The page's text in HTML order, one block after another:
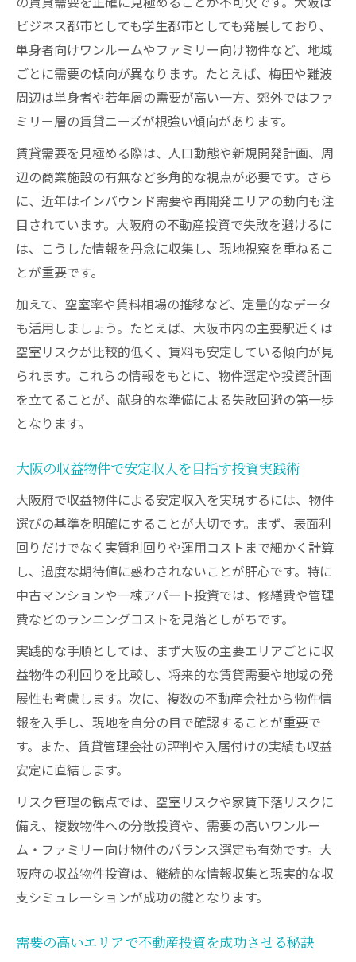
ビジネス都市としても学生都市としても発展しており、
単身者向けワンルームやファミリー向け物件など、地域
ごとに需要の傾向が異なります。たとえば、梅田や難波
周辺は単身者や若年層の需要が高い一方、郊外ではファ
ミリー層の賃貸ニーズが根強い傾向があります。
賃貸需要を見極める際は、人口動態や新規開発計画、周
辺の商業施設の有無など多角的な視点が必要です。さら
に、近年はインバウンド需要や再開発エリアの動向も注
目されています。大阪府の不動産投資で失敗を避けるに
は、こうした情報を丹念に収集し、現地視察を重ねるこ
とが重要です。
加えて、空室率や賃料相場の推移など、定量的なデータ
も活用しましょう。たとえば、大阪市内の主要駅近くは
空室リスクが比較的低く、賃料も安定している傾向が見
られます。これらの情報をもとに、物件選定や投資計画
を立てることが、献身的な準備による失敗回避の第一歩
となります。
大阪の収益物件で安定収入を目指す投資実践術
大阪府で収益物件による安定収入を実現するには、物件
選びの基準を明確にすることが大切です。まず、表面利
回りだけでなく実質利回りや運用コストまで細かく計算
し、過度な期待値に惑わされないことが肝心です。特に
中古マンションや一棟アパート投資では、修繕費や管理
費などのランニングコストを見落としがちです。
実践的な手順としては、まず大阪の主要エリアごとに収
益物件の利回りを比較し、将来的な賃貸需要や地域の発
展性も考慮します。次に、複数の不動産会社から物件情
報を入手し、現地を自分の目で確認することが重要で
す。また、賃貸管理会社の評判や入居付けの実績も収益
安定に直結します。
リスク管理の観点では、空室リスクや家賃下落リスクに
備え、複数物件への分散投資や、需要の高いワンルー
ム・ファミリー向け物件のバランス選定も有効です。大
阪府の収益物件投資は、継続的な情報収集と現実的な収
支シミュレーションが成功の鍵となります。
需要の高いエリアで不動産投資を成功させる秘訣